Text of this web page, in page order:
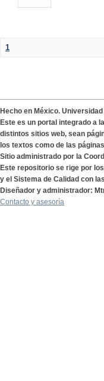
1
Hecho en México.
Este es un portal integrado a
distintos sitios web, sean
los textos como de las
Sitio administrado por la
Este repositorio se rige por
y el Sistema de Calidad con
Diseñador y administrador:
Contacto y asesoría